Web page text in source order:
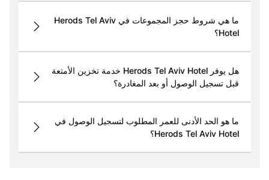
ما هي شروط حجز المجموعات في Herods Tel Aviv
Hotel؟
هل يوفر Herods Tel Aviv Hotel خدمة تخزين الأمتعة
قبل تسجيل الوصول أو بعد المغادرة؟
ما هو الحد الأدنى للعمر المطلوب لتسجيل الوصول في
Herods Tel Aviv Hotel؟